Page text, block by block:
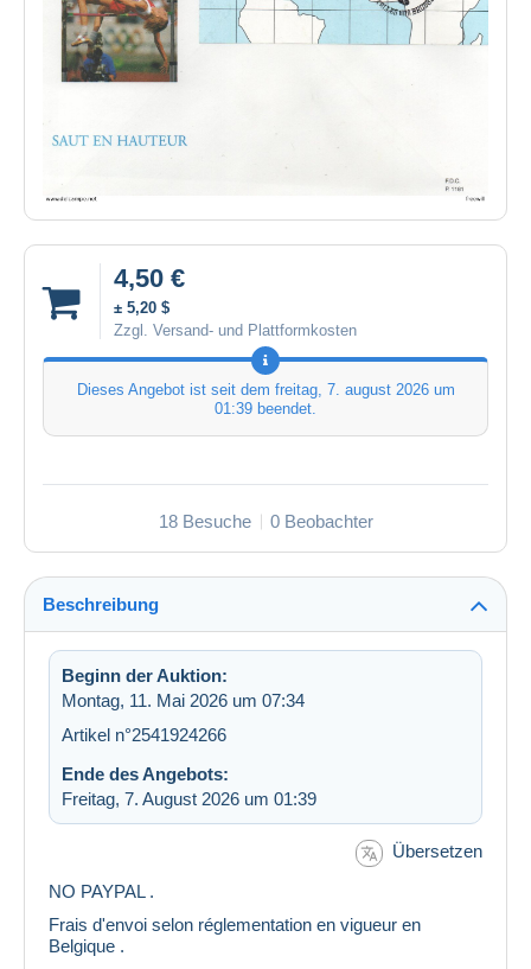
4,50 €
± 5,20 $
Zzgl. Versand- und Plattformkosten
Dieses Angebot ist seit dem freitag, 7. august 2026 um
01:39 beendet.
18 Besuche 0 Beobachter
Beschreibung
Beginn der Auktion:
Montag, 11. Mai 2026 um 07:34
Artikel n°2541924266
Ende des Angebots:
Freitag, 7. August 2026 um 01:39
Übersetzen
NO PAYPAL .
Frais d'envoi selon réglementation en vigueur en
Belgique .